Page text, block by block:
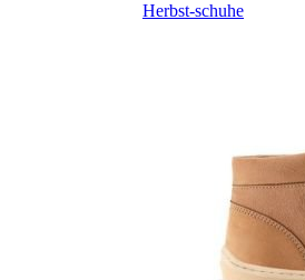
Herbst-schuhe